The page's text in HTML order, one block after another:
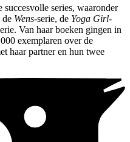
succesvolle series, waaronder
de Wens-serie, de Yoga Girl-
Van haar boeken gingen in
exemplaren over de
haar partner en hun twee